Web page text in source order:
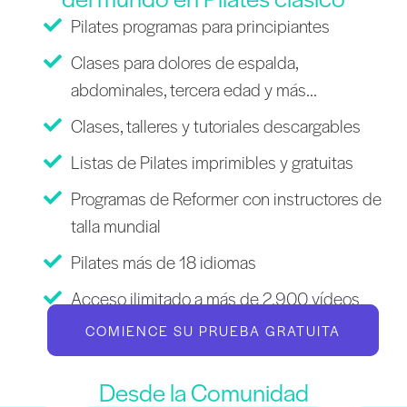
Pilates programas para principiantes
Clases para dolores de espalda,
abdominales, tercera edad y más...
Clases, talleres y tutoriales descargables
Listas de Pilates imprimibles y gratuitas
Programas de Reformer con instructores de
talla mundial
Pilates más de 18 idiomas
Acceso ilimitado a más de 2.900 vídeos
COMIENCE SU PRUEBA GRATUITA
Desde la Comunidad